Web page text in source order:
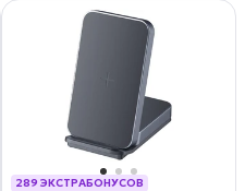
289 ЭКСТРАБОНУСОВ